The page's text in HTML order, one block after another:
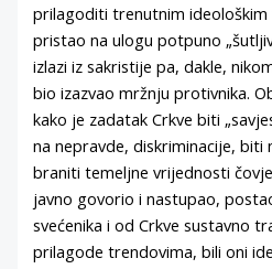
prilagoditi trenutnim ideološkim
pristao na ulogu potpuno
izlazi iz sakristije pa, dakle,
bio izazvao mržnju protivnika.
kako je zadatak Crkve biti
na nepravde, diskriminacije, biti
braniti temeljne vrijednosti
javno govorio i nastupao,
svećenika i od Crkve sustavno
prilagode trendovima, bili oni